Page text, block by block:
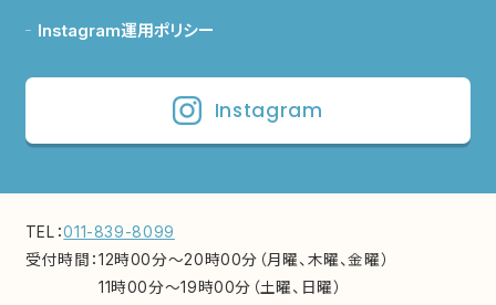
Instagram運用ポリシー
Instagram
TEL：011-839-8099
受付時間：12時00分～20時00分（月曜、木曜、金曜）
11時00分～19時00分（土曜、日曜）